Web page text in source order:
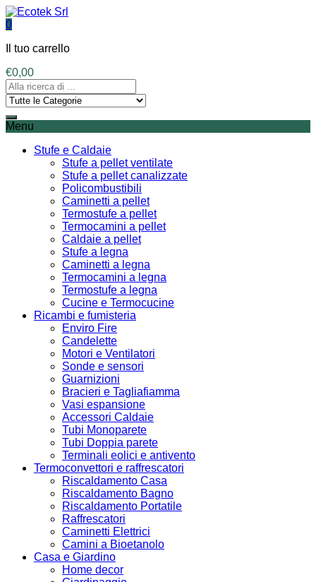
0
Il tuo carrello
€0,00
Menu
Stufe e Caldaie
Stufe a pellet ventilate
Stufe a pellet canalizzate
Policombustibili
Caminetti a pellet
Termostufe a pellet
Termocamini a pellet
Caldaie a pellet
Stufe a legna
Caminetti a legna
Termocamini a legna
Termostufe a legna
Cucine e Termocucine
Ricambi e fumisteria
Enviro Fire
Candelette
Motori e Ventilatori
Sonde e sensori
Guarnizioni
Bracieri e Tagliafiamma
Vasi espansione
Accessori Caldaie
Tubi Monoparete
Tubi Doppia parete
Terminali eolici e antivento
Termoconvettori e raffrescatori
Riscaldamento Casa
Riscaldamento Bagno
Riscaldamento Portatile
Raffrescatori
Caminetti Elettrici
Camini a Bioetanolo
Casa e Giardino
Home decor